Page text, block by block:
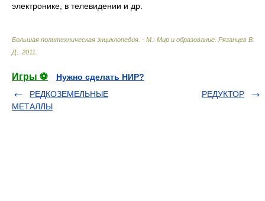
электронике, в телевидении и др.
Большая политехническая энциклопедия. - М.: Мир и образование Рязанцев В.
Д.
2011
Игры ⚽
Нужно сделать НИР?
РЕДКОЗЕМЕЛЬНЫЕ
МЕТАЛЛЫ
РЕДУКТОР